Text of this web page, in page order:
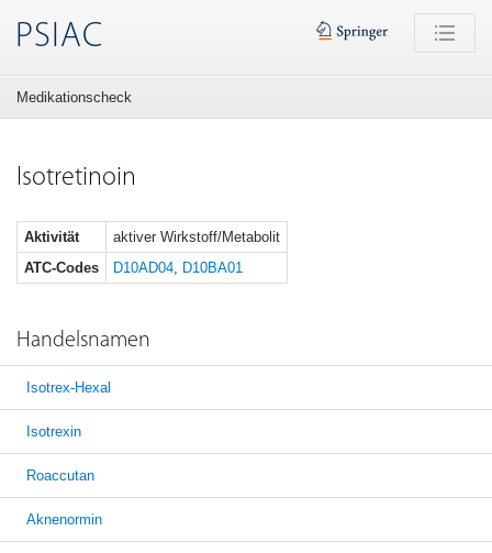
PSIAC
Medikationscheck
Isotretinoin
Aktivität
aktiver Wirkstoff/Metabolit
ATC-Codes
D10AD04, D10BA01
Handelsnamen
Isotrex-Hexal
Isotrexin
Roaccutan
Aknenormin